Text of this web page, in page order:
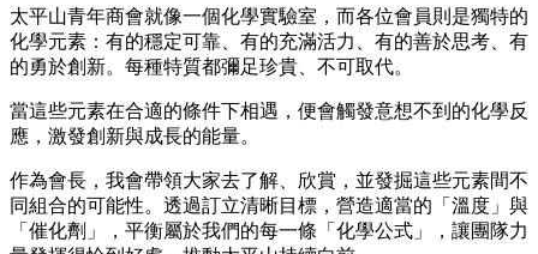
太平山青年商會就像一個化學實驗室，而各位會員則是獨特的
化學元素：有的穩定可靠、有的充滿活力、有的善於思考、有
的勇於創新。每種特質都彌足珍貴、不可取代。
當這些元素在合適的條件下相遇，便會觸發意想不到的化學反
應，激發創新與成長的能量。
作為會長，我會帶領大家去了解、欣賞，並發掘這些元素間不
同組合的可能性。透過訂立清晰目標，營造適當的「溫度」與
「催化劑」，平衡屬於我們的每一條「化學公式」，讓團隊力